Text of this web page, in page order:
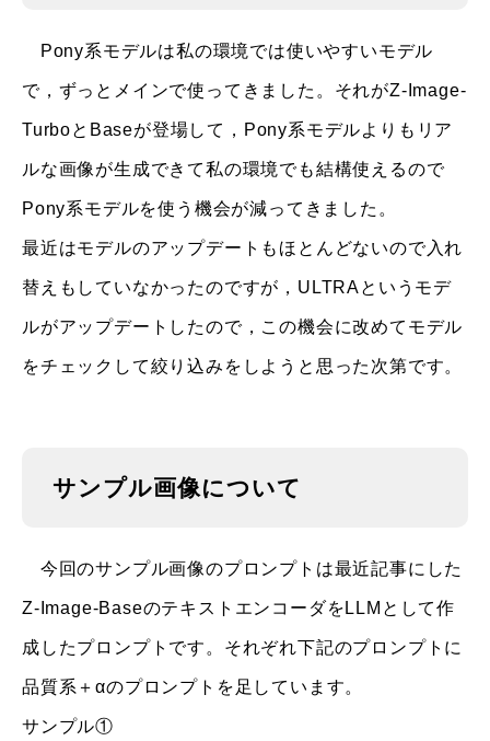
Pony系モデルは私の環境では使いやすいモデル
で，ずっとメインで使ってきました。それがZ-Image-
TurboとBaseが登場して，Pony系モデルよりもリア
ルな画像が生成できて私の環境でも結構使えるので
Pony系モデルを使う機会が減ってきました。
最近はモデルのアップデートもほとんどないので入れ
替えもしていなかったのですが，ULTRAというモデ
ルがアップデートしたので，この機会に改めてモデル
をチェックして絞り込みをしようと思った次第です。
サンプル画像について
今回のサンプル画像のプロンプトは最近記事にした
Z-Image-BaseのテキストエンコーダをLLMとして作
成したプロンプトです。それぞれ下記のプロンプトに
品質系＋αのプロンプトを足しています。
サンプル①